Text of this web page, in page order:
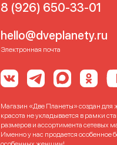
8 (926) 650-33-01
hello@dveplanety.ru
Электронная почта
Магазин «Две Планеты» создан для
красота не укладывается в рамки
размеров и ассортимента сетевых
Именно у нас продается особенное